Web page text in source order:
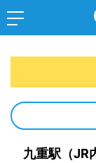
九重駅（JR